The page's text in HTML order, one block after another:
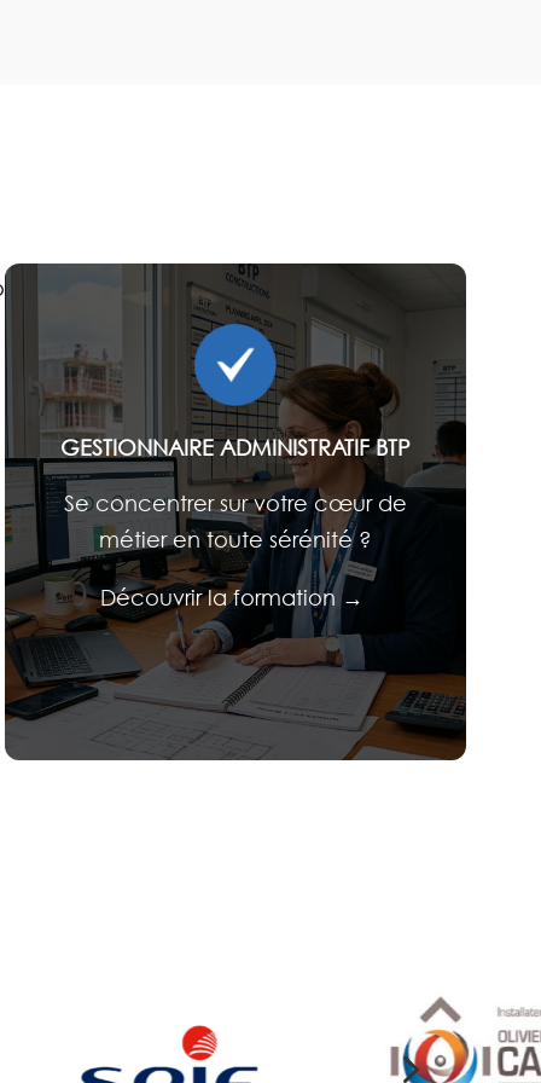
pour le secteur du bâtiment.
GESTIONNAIRE ADMINISTRATIF BTP
Se concentrer sur votre cœur de
métier en toute sérénité ?
Découvrir la formation →
5